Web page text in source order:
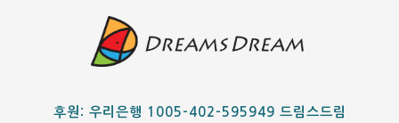
후원: 우리은행 1005-402-595949 드림스드림